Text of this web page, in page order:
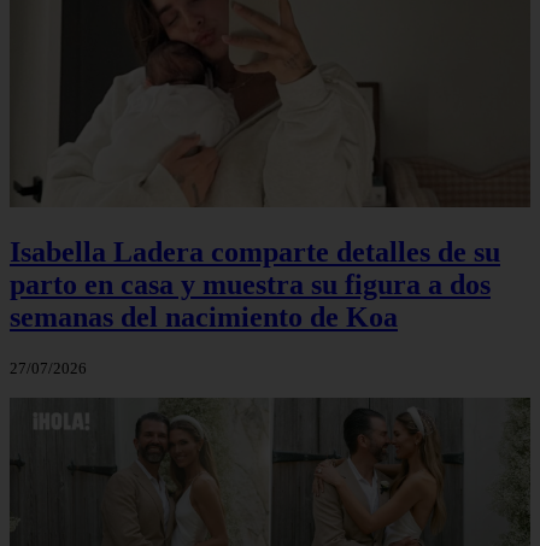
Isabella Ladera comparte detalles de su
parto en casa y muestra su figura a dos
semanas del nacimiento de Koa
27/07/2026